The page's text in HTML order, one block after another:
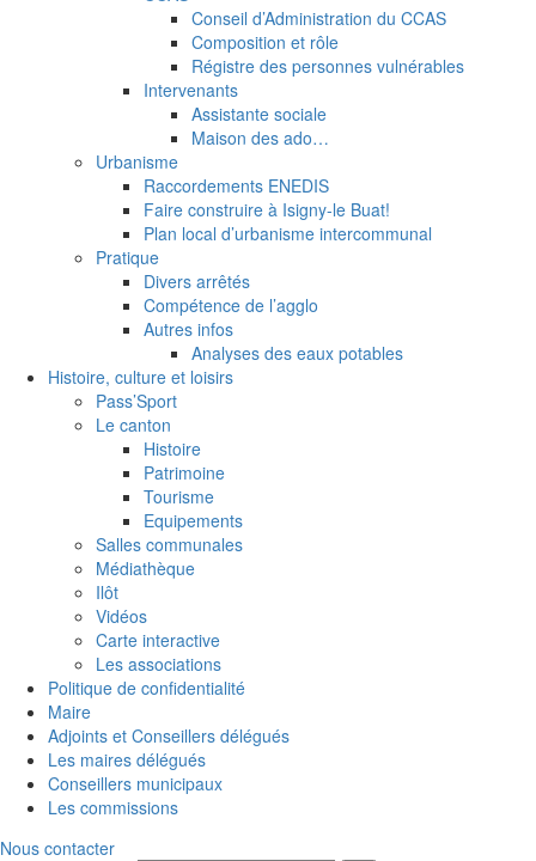
Conseil d’Administration du CCAS
Composition et rôle
Régistre des personnes vulnérables
Intervenants
Assistante sociale
Maison des ado…
Urbanisme
Raccordements ENEDIS
Faire construire à Isigny-le Buat!
Plan local d’urbanisme intercommunal
Pratique
Divers arrêtés
Compétence de l’agglo
Autres infos
Analyses des eaux potables
Histoire, culture et loisirs
Pass’Sport
Le canton
Histoire
Patrimoine
Tourisme
Equipements
Salles communales
Médiathèque
Ilôt
Vidéos
Carte interactive
Les associations
Politique de confidentialité
Maire
Adjoints et Conseillers délégués
Les maires délégués
Conseillers municipaux
Les commissions
Nous contacter